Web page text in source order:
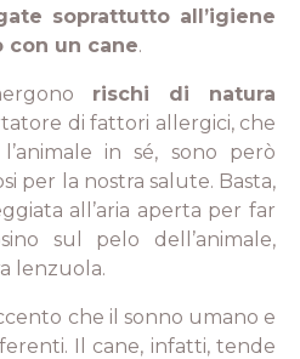
soprattutto all’igiene
un cane.
rischi di natura
di fattori allergici, che
in sé, sono però
per la nostra salute. Basta,
all’aria aperta per far
sul pelo dell’animale,
lenzuola.
che il sonno umano e
Il cane, infatti, tende